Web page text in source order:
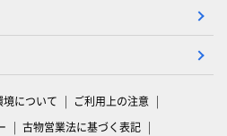
境について
ご利用上の注意
古物営業法に基づく表記